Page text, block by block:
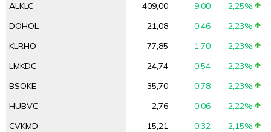
ALKLC
409,00 9,00
2,25%
DOHOL
21,08 0,46
2,23%
KLRHO
77,85 1,70
2,23%
LMKDC
24,74 0,54
2,23%
BSOKE
35,70 0,78
2,23%
HUBVC
2,76 0,06
2,22%
CVKMD
15,21 0,32
2,15%